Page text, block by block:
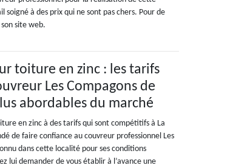
soigné à des prix qui ne sont pas chers. Pour de
site web.
toiture en zinc : les tarifs
Les Compagons de
abordables du marché
en zinc à des tarifs qui sont compétitifs à La
de faire confiance au couvreur professionnel Les
dans cette localité pour ses conditions
lui demander de vous établir à l’avance une